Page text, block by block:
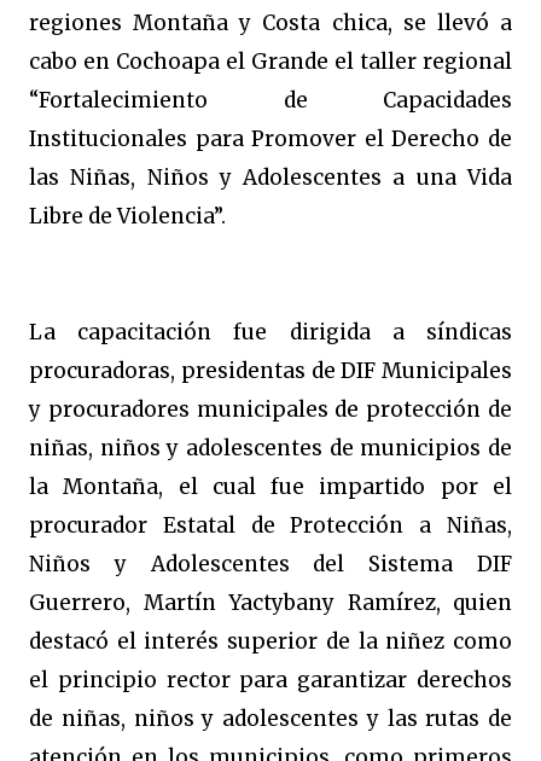
regiones Montaña y Costa chica, se llevó a
cabo en Cochoapa el Grande el taller regional
“Fortalecimiento de Capacidades
Institucionales para Promover el Derecho de
las Niñas, Niños y Adolescentes a una Vida
Libre de Violencia”.
La capacitación fue dirigida a síndicas
procuradoras, presidentas de DIF Municipales
y procuradores municipales de protección de
niñas, niños y adolescentes de municipios de
la Montaña, el cual fue impartido por el
procurador Estatal de Protección a Niñas,
Niños y Adolescentes del Sistema DIF
Guerrero, Martín Yactybany Ramírez, quien
destacó el interés superior de la niñez como
el principio rector para garantizar derechos
de niñas, niños y adolescentes y las rutas de